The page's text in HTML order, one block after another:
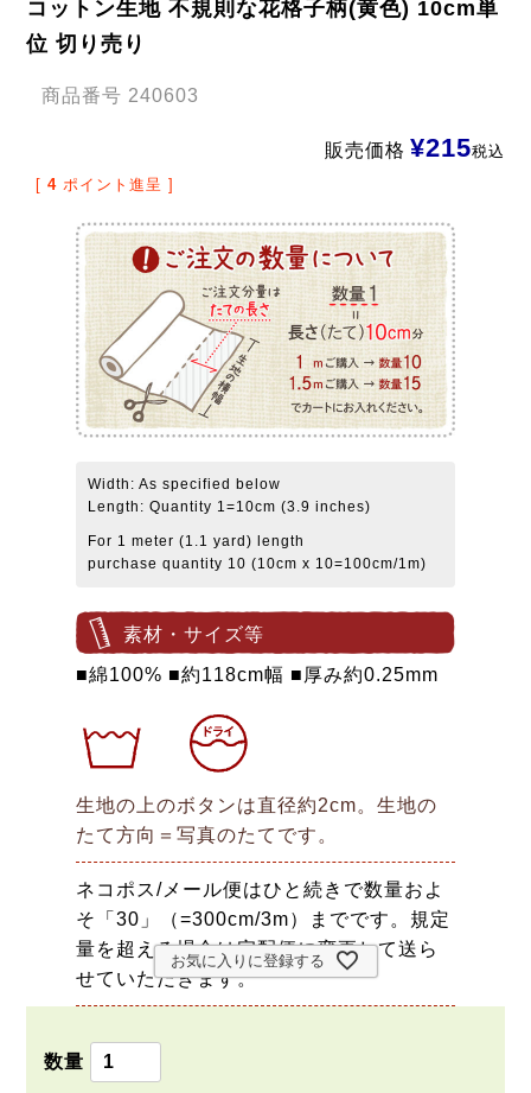
コットン生地 不規則な花格子柄(黄色) 10cm単
位 切り売り
商品番号 240603
販売価格 ¥215税込
[ 4 ポイント進呈 ]
Width: As specified below
Length: Quantity 1=10cm (3.9 inches)
For 1 meter (1.1 yard) length
purchase quantity 10 (10cm x 10=100cm/1m)
素材・サイズ等
■綿100% ■約118cm幅 ■厚み約0.25mm
生地の上のボタンは直径約2cm。生地の
たて方向＝写真のたてです。
ネコポス/メール便はひと続きで数量およ
そ「30」（=300cm/3m）までです。規定
量を超える場合は宅配便に変更して送ら
せていただきます。
お気に入りに登録する